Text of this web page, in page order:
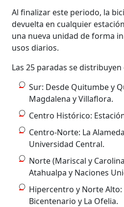
Al finalizar este periodo, la
devuelta en cualquier
una nueva unidad de forma
usos diarios.
Las 25 paradas se
Sur: Desde Quitumbe y
Magdalena y Villaflora.
Centro Histórico:
Centro-Norte: La
Universidad Central.
Norte (Mariscal y
Atahualpa y Naciones
Hipercentro y Norte Alto:
Bicentenario y La Ofelia.